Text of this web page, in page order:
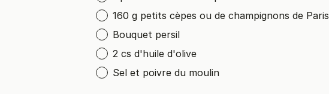
160 g petits cèpes ou de champignons de Paris
Bouquet persil
2 cs d'huile d'olive
Sel et poivre du moulin